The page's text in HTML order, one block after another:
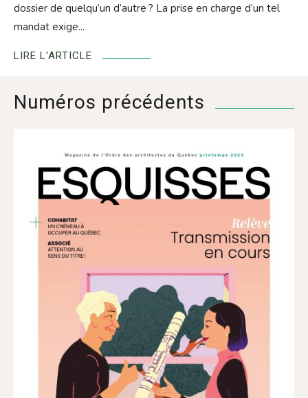
dossier de quelqu’un d’autre ? La prise en charge d’un tel
mandat exige...
LIRE L'ARTICLE
Numéros précédents